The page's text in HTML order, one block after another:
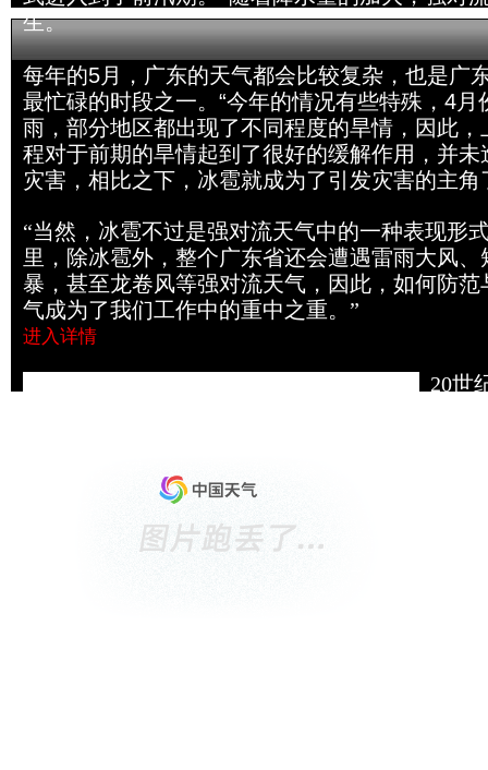
生。
每年的5月，广东的天气都会比较复杂，也是广
最忙碌的时段之一。“今年的情况有些特殊，4月
雨，部分地区都出现了不同程度的旱情，因此，
程对于前期的旱情起到了很好的缓解作用，并未
灾害，相比之下，冰雹就成为了引发灾害的主角
“当然，冰雹不过是强对流天气中的一种表现形
里，除冰雹外，整个广东省还会遭遇雷雨大风
暴，甚至龙卷风等强对流天气，因此，如何防范
气成为了我们工作中的重中之重。”
进入详情
20世